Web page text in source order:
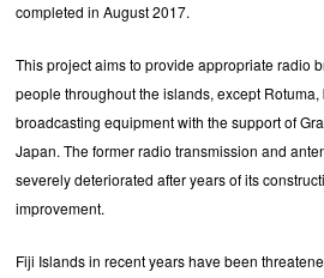
completed in August 2017.
This project aims to provide appropriate radio
people throughout the islands, except
broadcasting equipment with the support of
Japan. The former radio transmission and
severely deteriorated after years of its
improvement.
Fiji Islands in recent years have been